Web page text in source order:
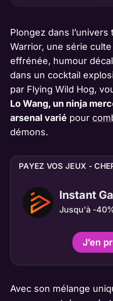
Plongez dans
Warrior, une série
effrénée, humour
dans un cocktail
par Flying Wild Hog,
Lo Wang, un ninja
arsenal varié pour
démons.
PAYEZ VOS JEUX -
Instant
Jusqu'à -
J’en
Avec son mélange